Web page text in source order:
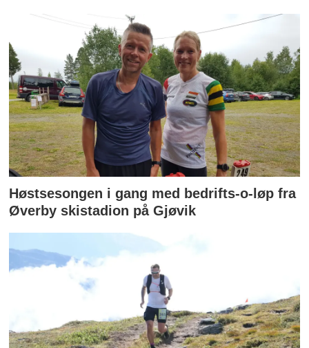
Høstsesongen i gang med bedrifts-o-løp fra
Øverby skistadion på Gjøvik